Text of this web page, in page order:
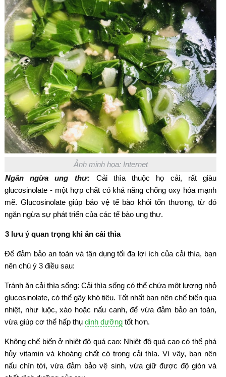
Ảnh minh họa: Internet
Ngăn ngừa ung thư:
Cải thìa thuộc họ cải, rất giàu
glucosinolate - một hợp chất có khả năng chống oxy hóa mạnh
mẽ. Glucosinolate giúp bảo vệ tế bào khỏi tổn thương, từ đó
ngăn ngừa sự phát triển của các tế bào ung thư.
3 lưu ý quan trọng khi ăn cải thìa
Để đảm bảo an toàn và tận dụng tối đa lợi ích của cải thìa, bạn
nên chú ý 3 điều sau:
Tránh ăn cải thìa sống: Cải thìa sống có thể chứa một lượng nhỏ
glucosinolate, có thể gây khó tiêu. Tốt nhất bạn nên chế biến qua
nhiệt, như luộc, xào hoặc nấu canh, để vừa đảm bảo an toàn,
vừa giúp cơ thể hấp thụ dinh dưỡng tốt hơn.
Không chế biến ở nhiệt độ quá cao: Nhiệt độ quá cao có thể phá
hủy vitamin và khoáng chất có trong cải thìa. Vì vậy, bạn nên
nấu chín tới, vừa đảm bảo vệ sinh, vừa giữ được độ giòn và